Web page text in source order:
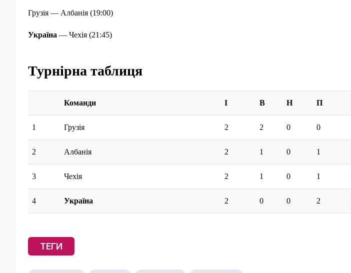
Грузія — Албанія (19:00)
Україна — Чехія (21:45)
Турнірна таблиця
Команди І В Н П
1 Грузія 2 2 0 0
2 Албанія 2 1 0 1
3 Чехія 2 1 0 1
4 Україна 2 0 0 2
ТЕГИ